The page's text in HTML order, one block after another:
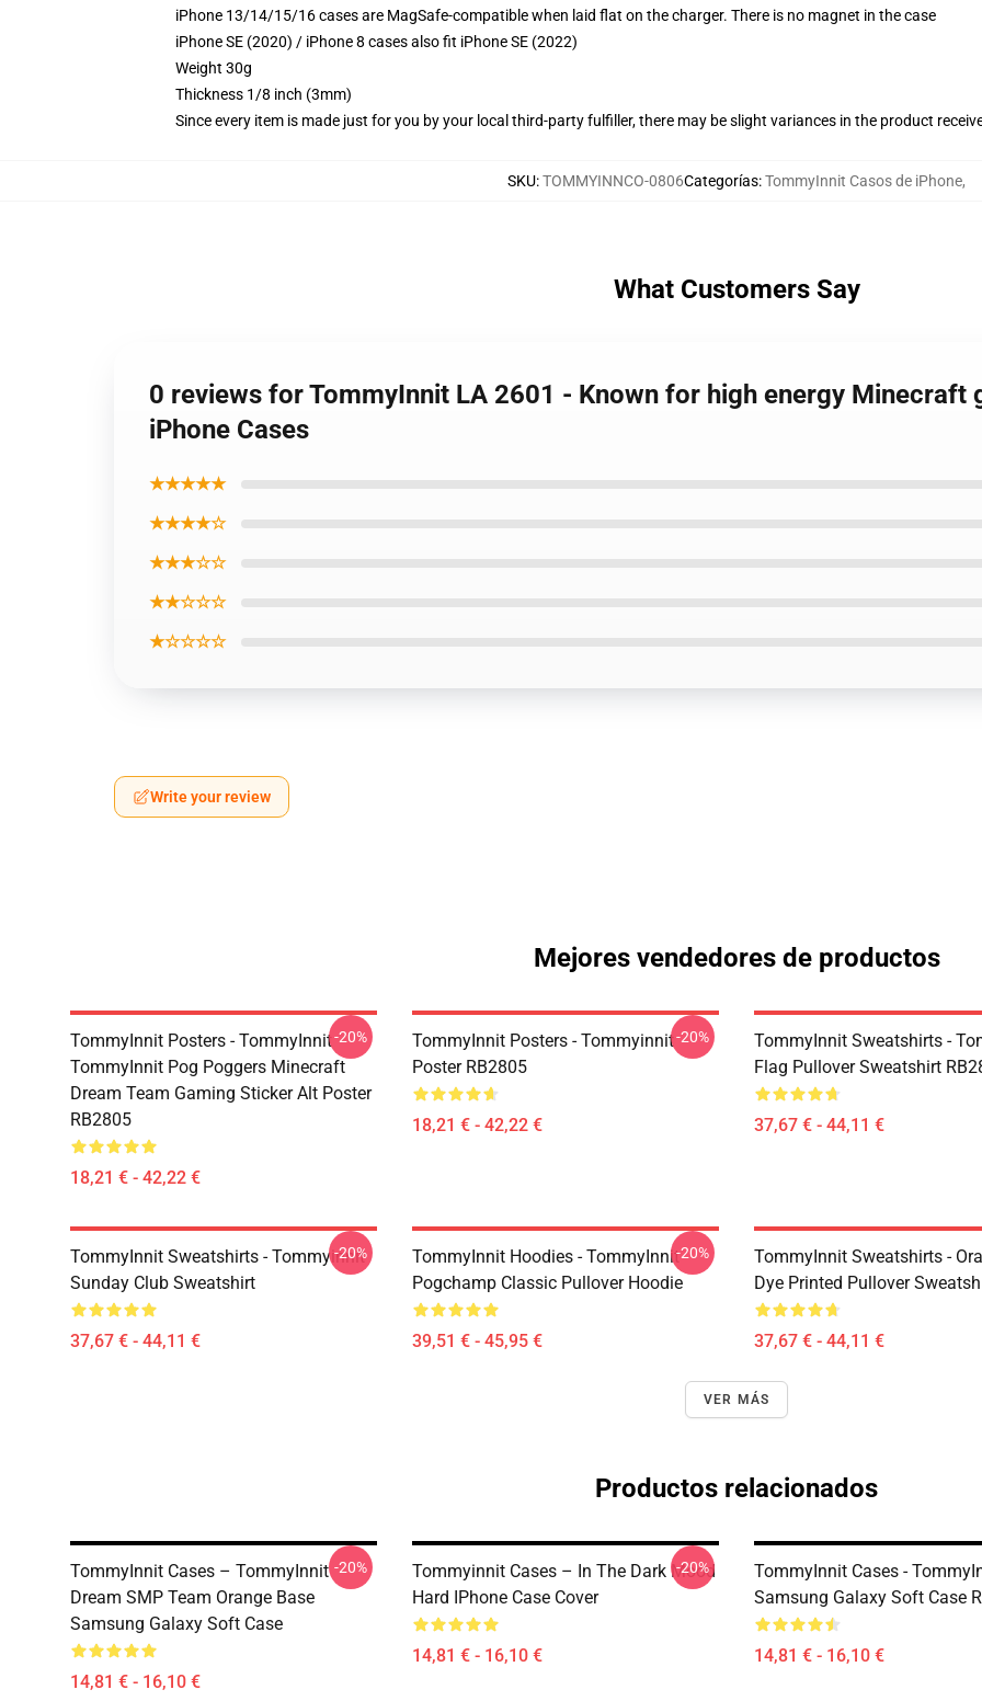
iPhone 13/14/15/16 cases are MagSafe-compatible when laid flat on the charger. There is no magnet in the case
iPhone SE (2020) / iPhone 8 cases also fit iPhone SE (2022)
Weight 30g
Thickness 1/8 inch (3mm)
Since every item is made just for you by your local third-party fulfiller, there may be slight variances in the product
SKU:TOMMYINNCO-0806Categorías:TommyInnit Casos de iPhone,
What Customers Say
0 reviews for TommyInnit LA 2601 - Known for high energy Minecraft
iPhone Cases
★★★★★
★★★★☆
★★★☆☆
★★☆☆☆
★☆☆☆☆
Write your review
Mejores vendedores de productos
TommyInnit Posters - TommyInnit
TommyInnit Pog Poggers Minecraft
Dream Team Gaming Sticker Alt Poster
RB2805
18,21 € - 42,22 €
-20%
TommyInnit Posters - Tommyinnit
Poster RB2805
18,21 € - 42,22 €
-20%
TommyInnit Sweatshirts -
Flag Pullover Sweatshirt
37,67 € - 44,11 €
TommyInnit Sweatshirts - Tommyinnit
Sunday Club Sweatshirt
37,67 € - 44,11 €
-20%
TommyInnit Hoodies - TommyInnit
Pogchamp Classic Pullover Hoodie
39,51 € - 45,95 €
-20%
TommyInnit Sweatshirts -
Dye Printed Pullover
37,67 € - 44,11 €
VER MÁS
Productos relacionados
TommyInnit Cases – TommyInnit
Dream SMP Team Orange Base
Samsung Galaxy Soft Case
14,81 € - 16,10 €
-20%
Tommyinnit Cases – In The Dark Mood
Hard IPhone Case Cover
14,81 € - 16,10 €
-20%
TommyInnit Cases -
Samsung Galaxy Soft Case
14,81 € - 16,10 €